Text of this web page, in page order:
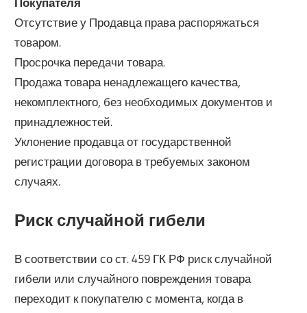
Отсутствие у Продавца права распоряжаться
товаром.
Просрочка передачи товара.
Продажа товара ненадлежащего качества,
некомплектного, без необходимых документов и
принадлежностей.
Уклонение продавца от государственной
регистрации договора в требуемых законом
случаях.
Риск случайной гибели
В соответствии со ст. 459 ГК РФ риск случайной
гибели или случайного повреждения товара
переходит к покупателю с момента, когда в